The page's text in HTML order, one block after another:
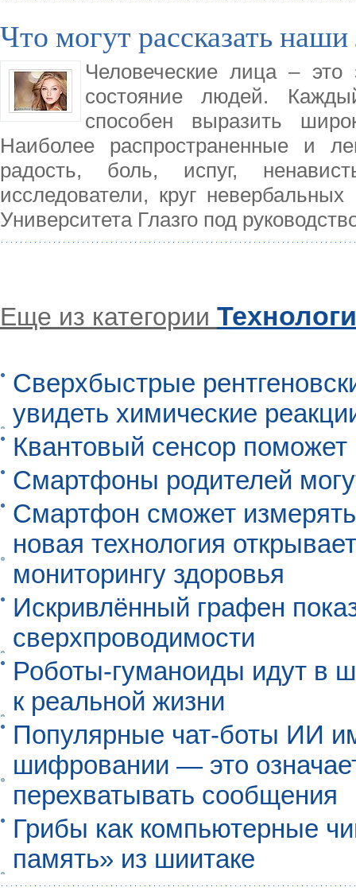
Что могут рассказать
Человеческие лица –
состояние людей.
способен выразить
Наиболее распространенные и
радость, боль, испуг,
исследователи, круг
Университета Глазго под
Еще из категории
Сверхбыстрые
увидеть химические
Квантовый сенсор
Смартфоны родителей
Смартфон сможет
новая технология
мониторингу здоровья
Искривлённый графен
сверхпроводимости
Роботы-гуманоиды идут в
к реальной жизни
Популярные чат-боты ИИ
шифровании — это
перехватывать сообщения
Грибы как компьютерные
память» из шиитаке